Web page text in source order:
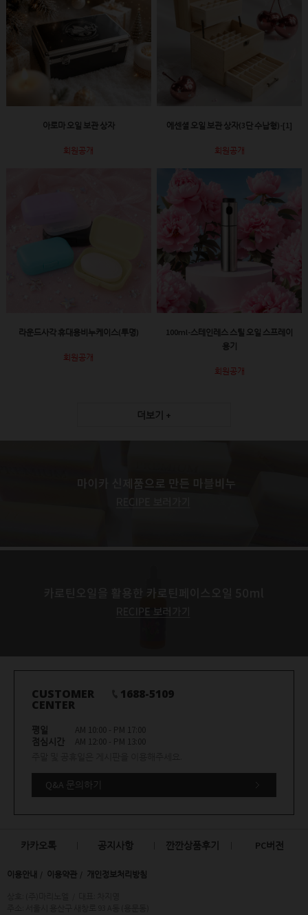
아로마 오일 보관 상자
회원공개
에센셜 오일 보관 상자(3단 수납형)-[1]
회원공개
라운드사각 휴대용비누케이스(투명)
회원공개
100ml-스테인레스 스틸 오일 스프레이
용기
회원공개
더보기 +
CUSTOMER
CENTER
1688-5109
평일
AM 10:00 - PM 17:00
점심시간
AM 12:00 - PM 13:00
Q&A 문의하기
카카오톡 공지사항 깐깐상품후기 PC버전
이용안내 이용약관 개인정보처리방침